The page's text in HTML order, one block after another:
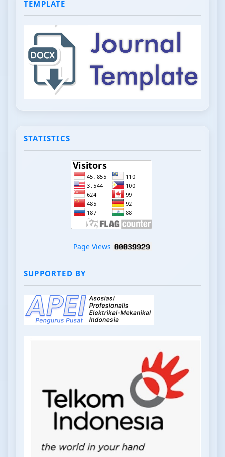
TEMPLATE
STATISTICS
Page Views
SUPPORTED BY